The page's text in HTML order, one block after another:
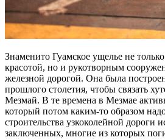
Знаменито Гуамское ущелье не
красотой, но и рукотворным
железной дорогой. Она была
прошлого столетия, чтобы связать
Мезмай. В те времена в Мезмае
который потом каким-то образом
строительства узкоколейной дороги
заключенных, многие из которых